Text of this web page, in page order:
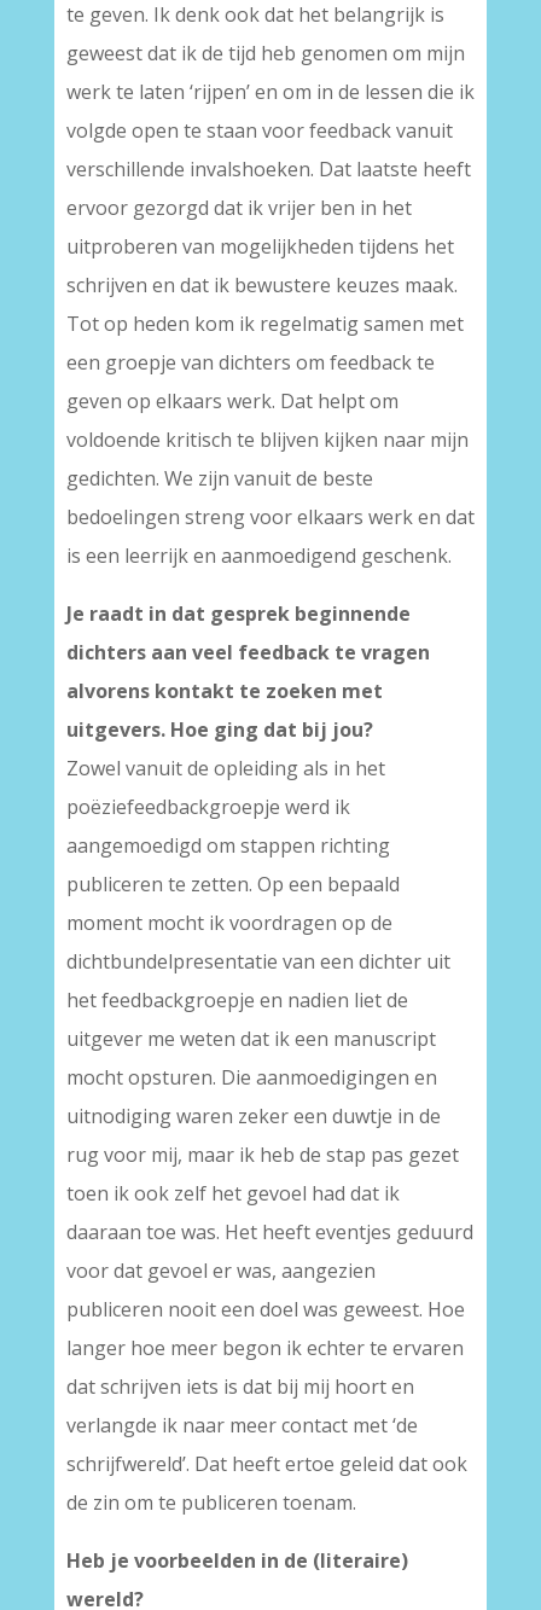
te geven. Ik denk ook dat het belangrijk is
geweest dat ik de tijd heb genomen om mijn
werk te laten ‘rijpen’ en om in de lessen die ik
volgde open te staan voor feedback vanuit
verschillende invalshoeken. Dat laatste heeft
ervoor gezorgd dat ik vrijer ben in het
uitproberen van mogelijkheden tijdens het
schrijven en dat ik bewustere keuzes maak.
Tot op heden kom ik regelmatig samen met
een groepje van dichters om feedback te
geven op elkaars werk. Dat helpt om
voldoende kritisch te blijven kijken naar mijn
gedichten. We zijn vanuit de beste
bedoelingen streng voor elkaars werk en dat
is een leerrijk en aanmoedigend geschenk.
Je raadt in dat gesprek beginnende
dichters aan veel feedback te vragen
alvorens kontakt te zoeken met
uitgevers. Hoe ging dat bij jou?
Zowel vanuit de opleiding als in het
poëziefeedbackgroepje werd ik
aangemoedigd om stappen richting
publiceren te zetten. Op een bepaald
moment mocht ik voordragen op de
dichtbundelpresentatie van een dichter uit
het feedbackgroepje en nadien liet de
uitgever me weten dat ik een manuscript
mocht opsturen. Die aanmoedigingen en
uitnodiging waren zeker een duwtje in de
rug voor mij, maar ik heb de stap pas gezet
toen ik ook zelf het gevoel had dat ik
daaraan toe was. Het heeft eventjes geduurd
voor dat gevoel er was, aangezien
publiceren nooit een doel was geweest. Hoe
langer hoe meer begon ik echter te ervaren
dat schrijven iets is dat bij mij hoort en
verlangde ik naar meer contact met ‘de
schrijfwereld’. Dat heeft ertoe geleid dat ook
de zin om te publiceren toenam.
Heb je voorbeelden in de (literaire)
wereld?